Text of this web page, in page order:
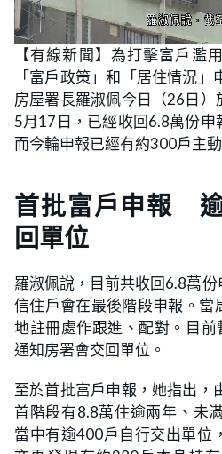
n
m
u
t
e
L
o
a
d
e
d
6
.
6
7
【有線新聞】為打擊富戶濫
「富戶政策」和「居住情況」
房屋署長羅淑佩今日（26日
5月17日，已經收回6.8萬份申
而今輪申報已經有約300戶主
首批富戶申報
回單位
羅淑佩說，目前共收回6.8萬
信住戶會在最後階段申報。當
地註冊處作跟進、配對。目
通知房署會交回單位。
至於首批富戶申報，她指出，
首階段有8.8萬住逾兩年、未
當中有逾400戶自行交出單位